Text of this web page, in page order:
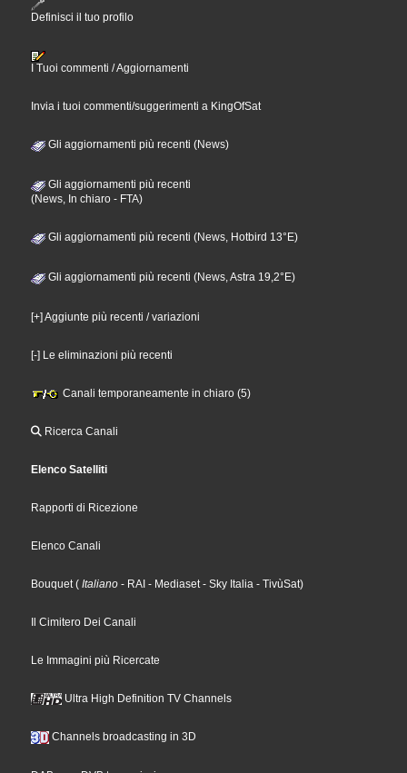
Definisci il tuo profilo
I Tuoi commenti / Aggiornamenti
Invia i tuoi commenti/suggerimenti a KingOfSat
Gli aggiornamenti più recenti (News)
Gli aggiornamenti più recenti
(News, In chiaro - FTA)
Gli aggiornamenti più recenti (News, Hotbird 13°E)
Gli aggiornamenti più recenti (News, Astra 19,2°E)
[+] Aggiunte più recenti / variazioni
[-] Le eliminazioni più recenti
Canali temporaneamente in chiaro (5)
Ricerca Canali
Elenco Satelliti
Rapporti di Ricezione
Elenco Canali
Bouquet ( Italiano - RAI - Mediaset - Sky Italia - TivùSat)
Il Cimitero Dei Canali
Le Immagini più Ricercate
Ultra High Definition TV Channels
Channels broadcasting in 3D